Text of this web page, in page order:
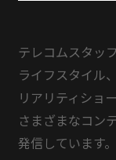
テレコムスタッフ
ライフスタイル、
リアリティショー
さまざまなコン
発信しています。